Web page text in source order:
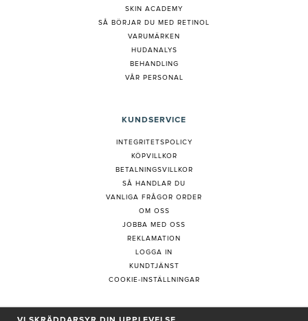
SKIN ACADEMY
SÅ BÖRJAR DU MED RETINOL
VARUMÄRKEN
HUDANALYS
BEHANDLING
VÅR PERSONAL
KUNDSERVICE
INTEGRITETSPOLICY
KÖPVILLKOR
BETALNINGSVILLKOR
SÅ HANDLAR DU
VANLIGA FRÅGOR ORDER
OM OSS
JOBBA MED OSS
REKLAMATION
LOGGA IN
KUNDTJÄNST
COOKIE-INSTÄLLNINGAR